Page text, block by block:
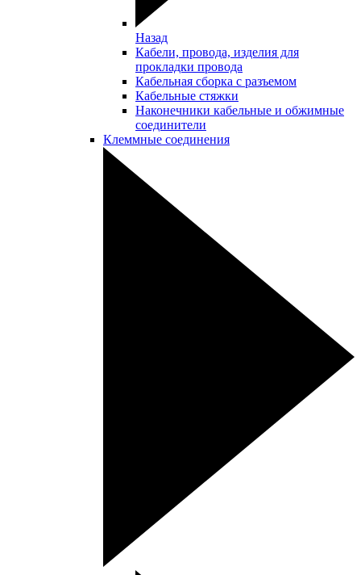
Назад
Кабели, провода, изделия для
прокладки провода
Кабельная сборка с разъемом
Кабельные стяжки
Наконечники кабельные и обжимные
соединители
Клеммные соединения